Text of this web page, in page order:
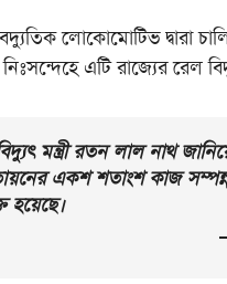
লোকোমোটিভ দ্বারা
এটি রাজ্যের রেল
মন্ত্রী রতন লাল নাথ
একশ শতাংশ কাজ
হয়েছে।